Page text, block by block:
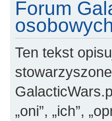
Forum
Ten tekst
stowarzyszone
„oni”, „ich”,